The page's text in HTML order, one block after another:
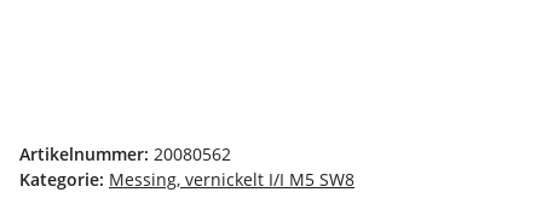
Artikelnummer: 20080562
Kategorie: Messing, vernickelt I/I M5 SW8